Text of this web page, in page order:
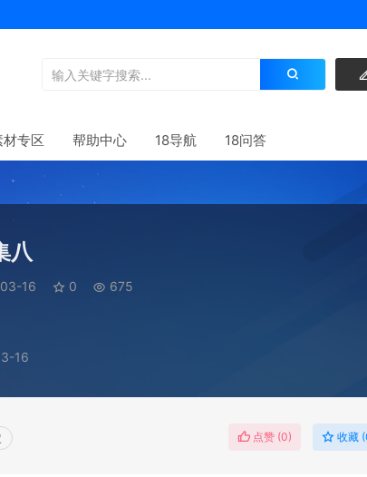
材专区 帮助中心 18导航 18问答
八
16 0 675
16
点赞 (0) 收藏